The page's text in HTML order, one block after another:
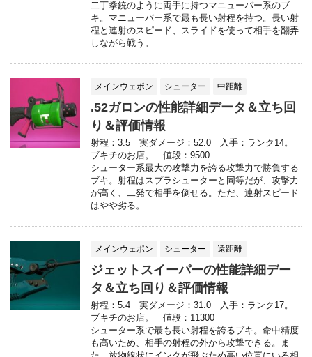
二丁拳銃のように両手に持つマニューバー系のブ
キ。マニューバー系で最も長い射程を持つ。長い射
程と連射のスピード、スライドを使って相手を翻弄
しながら戦う。
メインウェポン シューター 中距離
.52ガロンの性能詳細データ＆立ち回
り＆評価情報
射程：3.5 実ダメージ：52.0 入手：ランク14。
ブキチのお店。 値段：9500
シューター系最大の攻撃力を誇る攻撃力で勝負する
ブキ。射程はスプラシューターと同等だが、攻撃力
が高く、二発で相手を倒せる。ただ、連射スピード
はやや劣る。
メインウェポン シューター 遠距離
ジェットスイーパーの性能詳細デー
タ＆立ち回り＆評価情報
射程：5.4 実ダメージ：31.0 入手：ランク17。
ブキチのお店。 値段：11300
シューター系で最も長い射程を誇るブキ。命中精度
も高いため、相手の射程の外から攻撃できる。ま